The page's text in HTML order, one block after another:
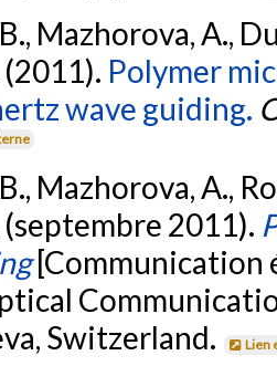
Mazhorova, A.,
(2011). Polymer
wave guiding.
Mazhorova, A.,
(septembre 2011).
[Communication
Switzerland.
Lien